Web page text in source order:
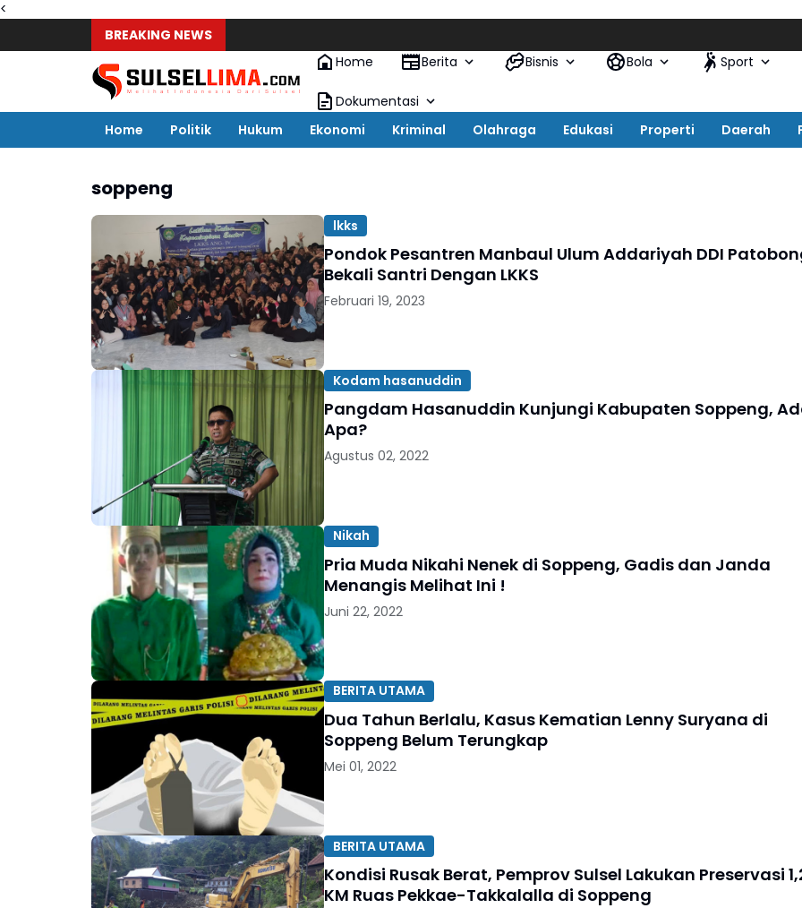
<
BREAKING NEWS
Home
Berita Bisnis Bola Sport
Dokumentasi
Home
Politik Hukum Ekonomi Kriminal Olahraga Edukasi Properti Daerah
soppeng
lkks
Pondok Pesantren Manbaul Ulum Addariyah DDI
Bekali Santri Dengan LKKS
Februari 19, 2023
Kodam hasanuddin
Pangdam Hasanuddin Kunjungi Kabupaten Soppeng,
Apa?
Agustus 02, 2022
Nikah
Pria Muda Nikahi Nenek di Soppeng, Gadis dan Janda
Menangis Melihat Ini !
Juni 22, 2022
BERITA UTAMA
Dua Tahun Berlalu, Kasus Kematian Lenny Suryana di
Soppeng Belum Terungkap
Mei 01, 2022
BERITA UTAMA
Kondisi Rusak Berat, Pemprov Sulsel Lakukan Preservasi
KM Ruas Pekkae-Takkalalla di Soppeng